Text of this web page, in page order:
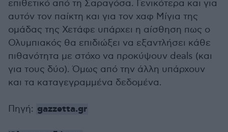
επιθετικό από τη Σαραγόσα. Γενικότερα και για
αυτόν τον παίκτη και για τον χαφ Μίγια της
ομάδας της Χετάφε υπάρχει η αίσθηση πως ο
Ολυμπιακός θα επιδιώξει να εξαντλήσει κάθε
πιθανότητα με στόχο να προκύψουν deals (και
για τους δύο). Όμως από την άλλη υπάρχουν
και τα καταγεγραμμένα δεδομένα.
Πηγή: gazzetta.gr